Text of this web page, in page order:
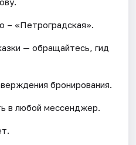
– «Петроградская».
— обращайтесь, гид
бронирования.
в любой мессенджер.